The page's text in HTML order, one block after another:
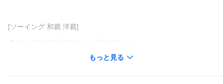
[ソーイング 和裁 洋裁]
◆素材:ポリカーボネイト樹脂もっと見る